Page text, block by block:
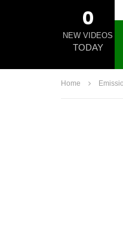
0
NEW VIDEOS
TODAY
Home